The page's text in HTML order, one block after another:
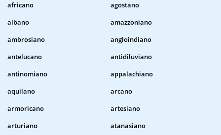
africano
agostano
albano
amazzoniano
ambrosiano
angloindiano
antelucano
antidiluviano
antinomiano
appalachiano
aquilano
arcano
armoricano
artesiano
arturiano
atanasiano